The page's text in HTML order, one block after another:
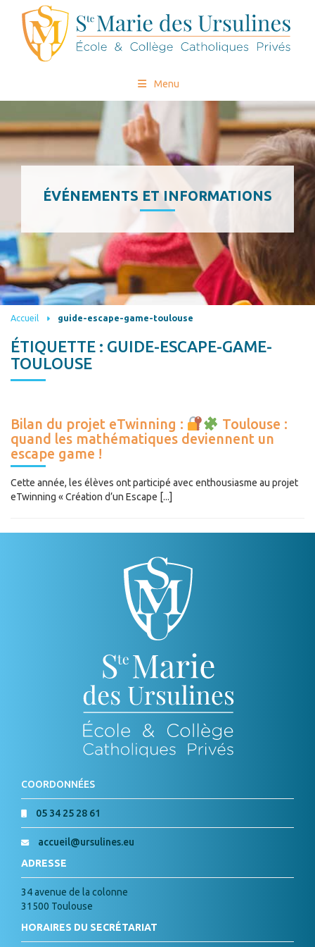
Menu
ÉVÉNEMENTS ET INFORMATIONS
Accueil guide-escape-game-toulouse
ÉTIQUETTE : GUIDE-ESCAPE-GAME-
TOULOUSE
Bilan du projet eTwinning :
Toulouse :
quand les mathématiques deviennent un
escape game !
Cette année, les élèves ont participé avec enthousiasme au projet
eTwinning « Création d’un Escape [...]
COORDONNÉES
05 34 25 28 61
accueil@ursulines.eu
ADRESSE
34 avenue de la colonne
31500 Toulouse
HORAIRES DU SECRÉTARIAT